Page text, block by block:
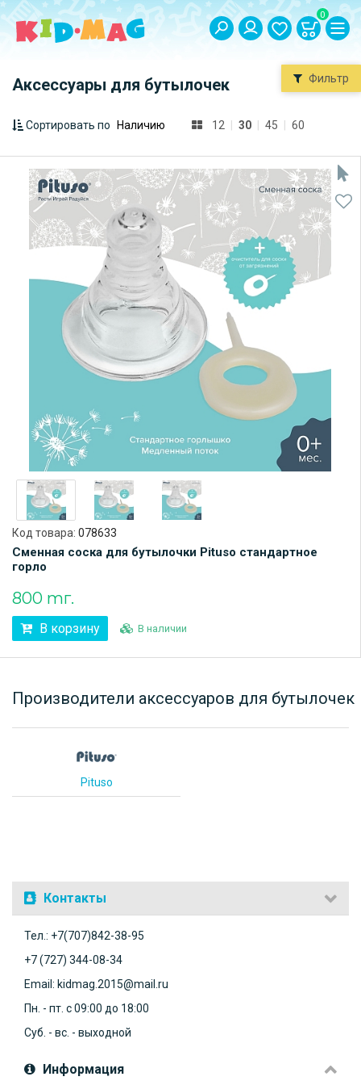
0
Аксессуары для бутылочек
Сортировать по 12 30 45 60
Фильтр
Код товара: 078633
Сменная соска для бутылочки Pituso стандартное
горло
800 тг.
В корзину В наличии
Производители аксессуаров для бутылочек
Pituso
Контакты
Тел.: +7(707)842-38-95
+7 (727) 344-08-34
Email: kidmag.2015@mail.ru
Пн. - пт. с 09:00 до 18:00
Суб. - вс. - выходной
Информация